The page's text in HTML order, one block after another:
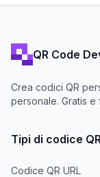
QR Code
Crea codici QR
personale. Gratis e
Tipi di codice
Codice QR URL